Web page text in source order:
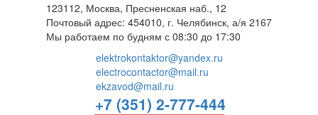
123112, Москва, Пресненская наб., 12
Почтовый адрес: 454010, г. Челябинск, а/я 2167
Мы работаем по будням с 08:30 до 17:30
elektrokontaktor@yandex.ru
electrocontactor@mail.ru
ekzavod@mail.ru
+7 (351) 2-777-444